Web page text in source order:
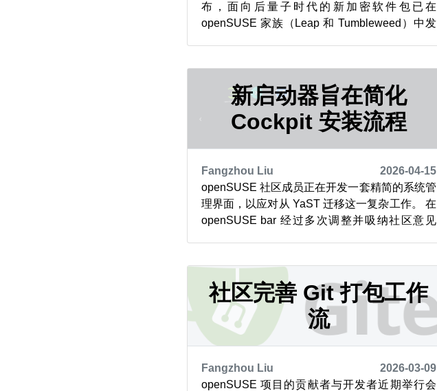
布，面向后量子时代的新加密软件包已在
openSUSE 家族（Leap 和 Tumbleweed）中发
新启动器旨在简化
Cockpit 安装流程
Fangzhou Liu
2026-04-15
openSUSE 社区成员正在开发一套精简的系统管
理界面，以应对从 YaST 迁移这一复杂工作。 在
openSUSE bar 经过多次调整并吸纳社区意见
界面，让从传统 YaST 配置工具切换过来的用户
更容易上手。 这款 cockpit-clien...
社区完善 Git 打包工作
流
Fangzhou Liu
2026-03-09
openSUSE 项目的贡献者与开发者近期举行会